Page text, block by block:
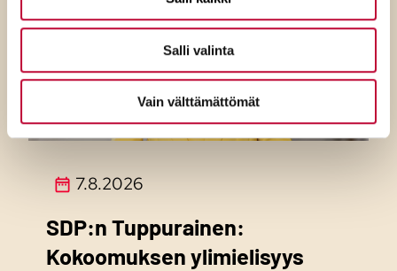
Salli valinta
Vain välttämättömät
7.8.2026
SDP:n Tuppurainen:
Kokoomuksen ylimielisyys